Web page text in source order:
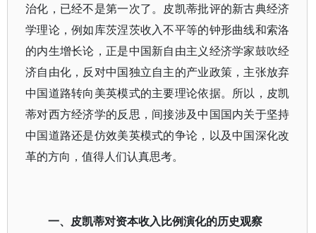
治化，已经不是第一次了。皮凯蒂批评的新古典经济
学理论，例如库茨涅茨收入不平等的钟形曲线和索洛
的内生增长论，正是中国新自由主义经济学家鼓吹经
济自由化，反对中国独立自主的产业政策，主张放弃
中国道路转向美英模式的主要理论依据。所以，皮凯
蒂对西方经济学的反思，间接涉及中国国内关于坚持
中国道路还是仿效美英模式的争论，以及中国深化改
革的方向，值得人们认真思考。
一、皮凯蒂对资本收入比例演化的历史观察